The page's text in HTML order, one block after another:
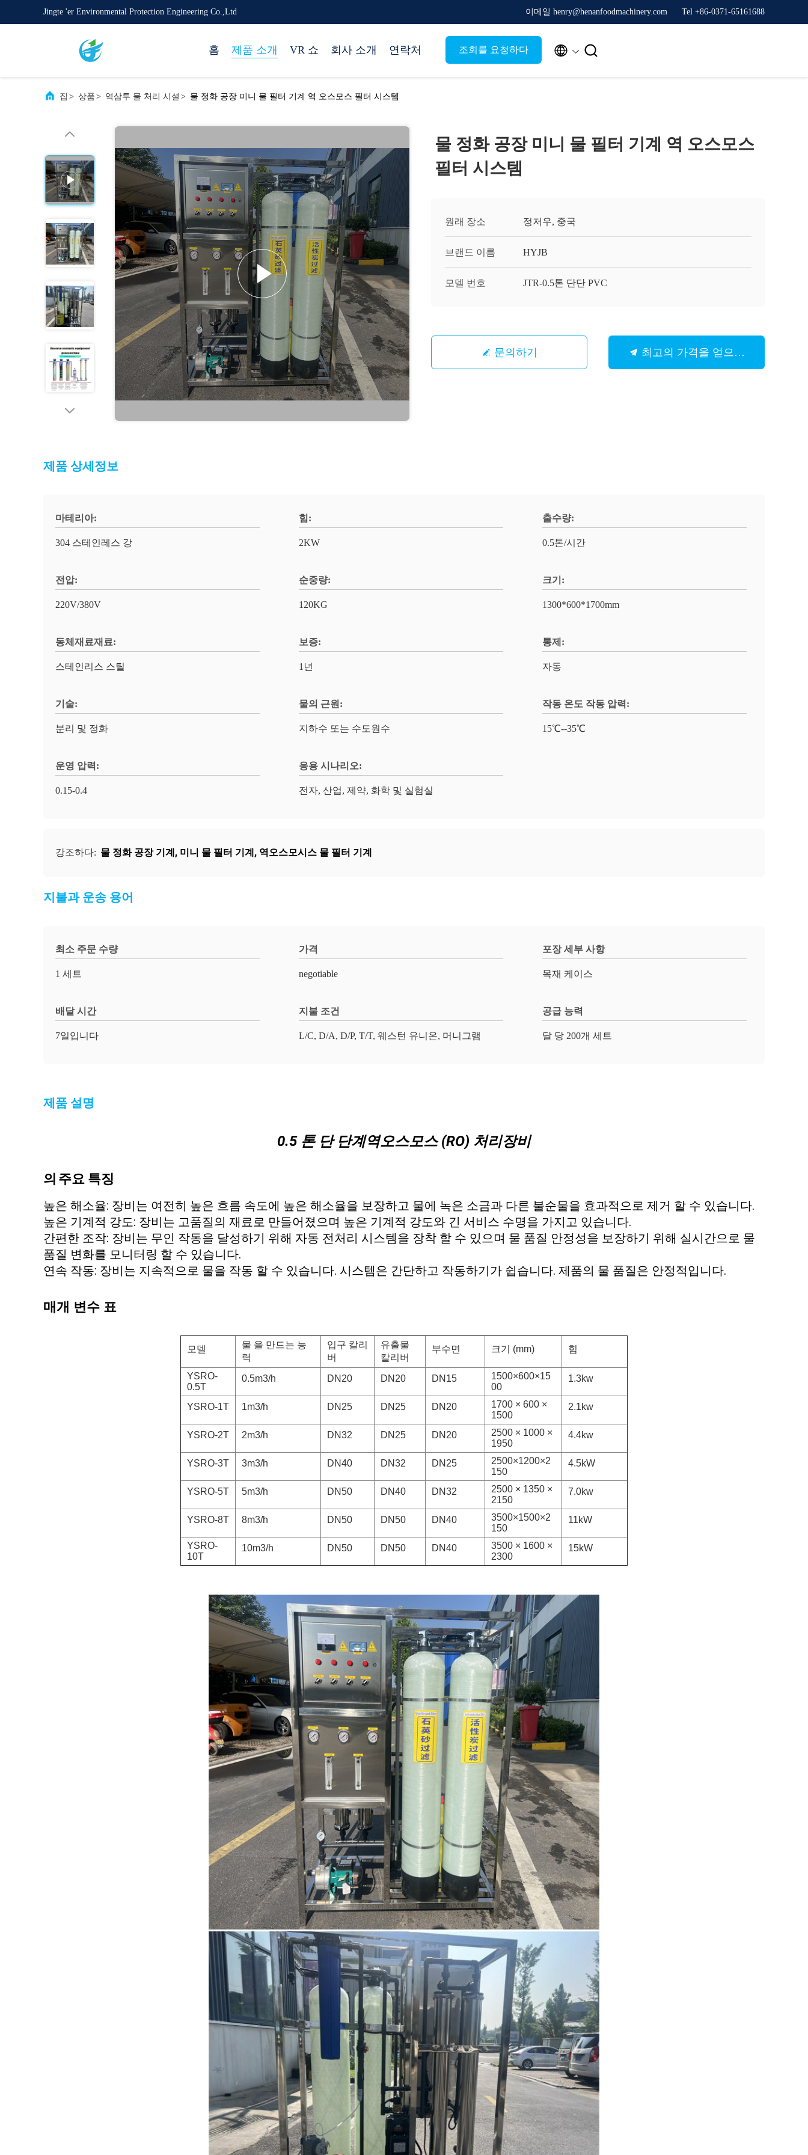
Jingte 'er Environmental Protection Engineering Co.,Ltd 이메일 henry@henanfoodmachinery.com Tel +86-0371-65161688
홈 제품 소개 VR 쇼 회사 소개 연락처 조회를 요청하다  
집 > 상품 > 역삼투 물 처리 시설 > 물 정화 공장 미니 물 필터 기계 역 오스모스 필터 시스템
물 정화 공장 미니 물 필터 기계 역 오스모스
필터 시스템
원래 장소 정저우, 중국
브랜드 이름 HYJB
모델 번호 JTR-0.5톤 단단 PVC
문의하기 최고의 가격을 얻으십시오
제품 상세정보
마테리아:
304 스테인레스 강
힘:
2KW
출수량:
0.5톤/시간
전압:
220V/380V
순중량:
120KG
크기:
1300*600*1700mm
동체재료재료:
스테인리스 스틸
보증:
1년
통제:
자동
기술:
분리 및 정화
물의 근원:
지하수 또는 수도원수
작동 온도 작동 압력:
15℃--35℃
운영 압력:
0.15-0.4
응용 시나리오:
전자, 산업, 제약, 화학 및 실험실
강조하다: 물 정화 공장 기계, 미니 물 필터 기계, 역오스모시스 물 필터 기계
지불과 운송 용어
최소 주문 수량
1 세트
가격
negotiable
포장 세부 사항
목재 케이스
배달 시간
7일입니다
지불 조건
L/C, D/A, D/P, T/T, 웨스턴 유니온, 머니그램
공급 능력
달 당 200개 세트
제품 설명
0.5 톤 단 단계역오스모스 (RO) 처리장비
의 주요 특징
높은 해소율: 장비는 여전히 높은 흐름 속도에 높은 해소율을 보장하고 물에 녹은 소금과 다른 불순물을 효과적으로 제거 할 수 있습니다.
높은 기계적 강도: 장비는 고품질의 재료로 만들어졌으며 높은 기계적 강도와 긴 서비스 수명을 가지고 있습니다.
간편한 조작: 장비는 무인 작동을 달성하기 위해 자동 전처리 시스템을 장착 할 수 있으며 물 품질 안정성을 보장하기 위해 실시간으로 물
품질 변화를 모니터링 할 수 있습니다.
연속 작동: 장비는 지속적으로 물을 작동 할 수 있습니다. 시스템은 간단하고 작동하기가 쉽습니다. 제품의 물 품질은 안정적입니다.
매개 변수 표
모델
물 을 만드는 능
력
입구 칼리
버
유출물
칼리버
부수면 크기 (mm) 힘
YSRO-
0.5T
0.5m3/h DN20 DN20 DN15
1500×600×15
00
1.3kw
YSRO-1T 1m3/h DN25 DN25 DN20
1700 × 600 ×
1500
2.1kw
YSRO-2T 2m3/h DN32 DN25 DN20
2500 × 1000 ×
1950
4.4kw
YSRO-3T 3m3/h DN40 DN32 DN25
2500×1200×2
150
4.5kW
YSRO-5T 5m3/h DN50 DN40 DN32
2500 × 1350 ×
2150
7.0kw
YSRO-8T 8m3/h DN50 DN50 DN40
3500×1500×2
150
11kW
YSRO-
10T
10m3/h DN50 DN50 DN40
3500 × 1600 ×
2300
15kW